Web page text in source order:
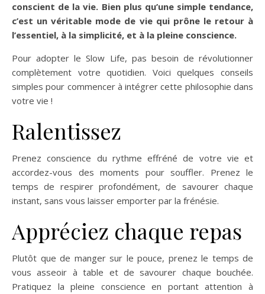
conscient de la vie. Bien plus qu’une simple tendance,
c’est un véritable mode de vie qui prône le retour à
l’essentiel, à la simplicité, et à la pleine conscience.
Pour adopter le Slow Life, pas besoin de révolutionner
complètement votre quotidien. Voici quelques conseils
simples pour commencer à intégrer cette philosophie dans
votre vie !
Ralentissez
Prenez conscience du rythme effréné de votre vie et
accordez-vous des moments pour souffler. Prenez le
temps de respirer profondément, de savourer chaque
instant, sans vous laisser emporter par la frénésie.
Appréciez chaque repas
Plutôt que de manger sur le pouce, prenez le temps de
vous asseoir à table et de savourer chaque bouchée.
Pratiquez la pleine conscience en portant attention à